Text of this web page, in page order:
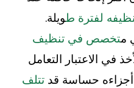
لفترة طويلة.
متخصص في تنظيف
في الاعتبار التعامل
أجزاءه حساسة قد تتلف